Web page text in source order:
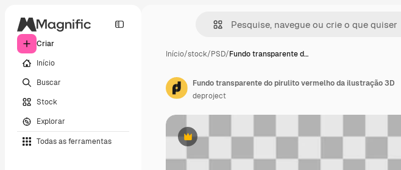
Criar
Início
Buscar
Stock
Explorar
Todas as ferramentas
Início/stock/PSD/Fundo transparente d…
Premium
Fundo transparente do pirulito vermelho da ilustração 3D
deproject